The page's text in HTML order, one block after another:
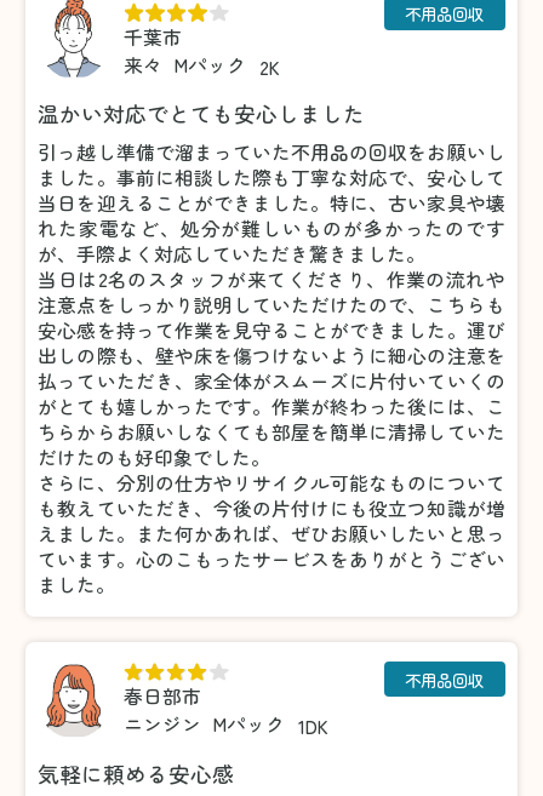
千葉市
来々 Mパック 2K
不用品回収
温かい対応でとても安心しました
引っ越し準備で溜まっていた不用品の回収をお願いし
ました。事前に相談した際も丁寧な対応で、安心して
当日を迎えることができました。特に、古い家具や壊
れた家電など、処分が難しいものが多かったのです
が、手際よく対応していただき驚きました。
当日は2名のスタッフが来てくださり、作業の流れや
注意点をしっかり説明していただけたので、こちらも
安心感を持って作業を見守ることができました。運び
出しの際も、壁や床を傷つけないように細心の注意を
払っていただき、家全体がスムーズに片付いていくの
がとても嬉しかったです。作業が終わった後には、こ
ちらからお願いしなくても部屋を簡単に清掃していた
だけたのも好印象でした。
さらに、分別の仕方やリサイクル可能なものについて
も教えていただき、今後の片付けにも役立つ知識が増
えました。また何かあれば、ぜひお願いしたいと思っ
ています。心のこもったサービスをありがとうござい
ました。
春日部市
ニンジン Mパック 1DK
不用品回収
気軽に頼める安心感